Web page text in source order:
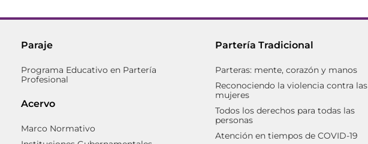
Paraje
Programa Educativo en Partería
Profesional
Acervo
Marco Normativo
Partería Tradicional
Parteras: mente, corazón y manos
Reconociendo la violencia contra las
mujeres
Todos los derechos para todas las
personas
Atención en tiempos de COVID-19